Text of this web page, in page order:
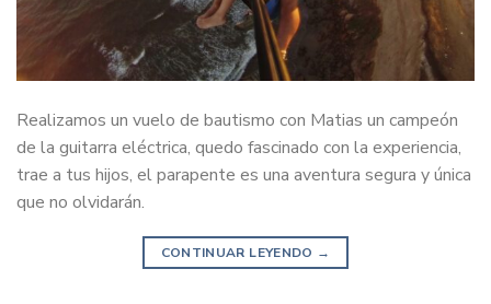
Realizamos un vuelo de bautismo con Matias un campeón
de la guitarra eléctrica, quedo fascinado con la experiencia,
trae a tus hijos, el parapente es una aventura segura y única
que no olvidarán.
CONTINUAR LEYENDO →